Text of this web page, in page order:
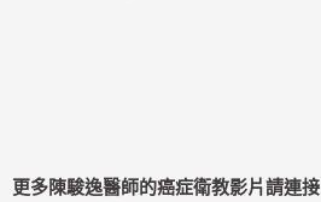
更多陳駿逸醫師的癌症衛教影片請連接